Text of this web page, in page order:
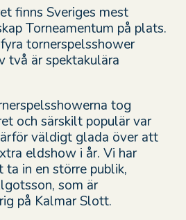
finns Sveriges mest
Torneamentum på plats.
tornerspelsshower
två är spektakulära
tog
och särskilt populär var
väldigt glada över att
eldshow i år. Vi har
in en större publik,
som är
på Kalmar Slott.